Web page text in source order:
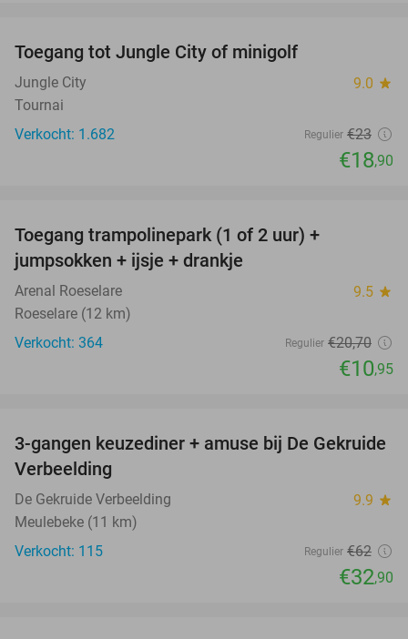
Toegang tot Jungle City of minigolf
Jungle City 9.0 star
Tournai
Verkocht: 1.682
Regulier €23
€18,90
Toegang trampolinepark (1 of 2 uur) +
jumpsokken + ijsje + drankje
Arenal Roeselare 9.5 star
Roeselare (12 km)
Verkocht: 364
Regulier €20,70
€10,95
47%
3-gangen keuzediner + amuse bij De Gekruide
Verbeelding
De Gekruide Verbeelding 9.9 star
Meulebeke (11 km)
Verkocht: 115
Regulier €62
€32,90